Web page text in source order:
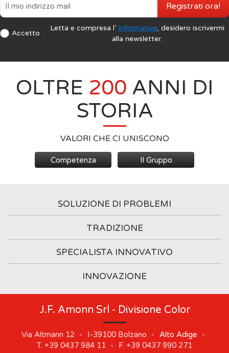
Accetto
Letta e compresa l’ Informativa, desidero iscrivermi
alla newsletter.
Registrati ora!
OLTRE 200 ANNI DI
STORIA
VALORI CHE CI UNISCONO
Competenza Il Gruppo
SOLUZIONE DI PROBLEMI
TRADIZIONE
SPECIALISTA INNOVATIVO
INNOVAZIONE
J.F. Amonn Srl - Divisione Color
Via Altmann 12 - I-39100 Bolzano - Alto Adige
-
T. +39 0437 984 11 - F. +39 0437 990 271